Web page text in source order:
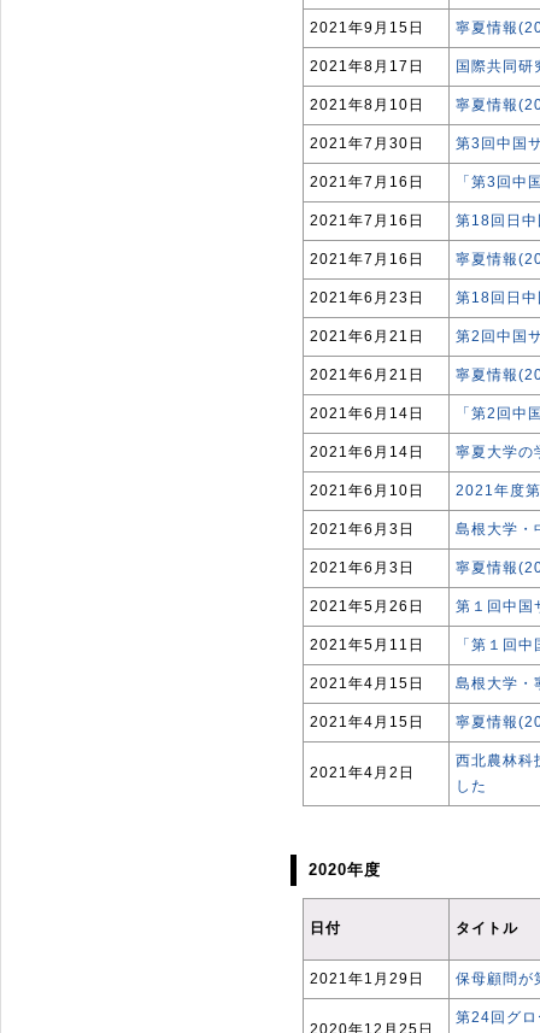
2021年9月15日 寧夏情報
2021年8月17日 国際共同
2021年8月10日 寧夏情報
2021年7月30日 第3回中国
2021年7月16日 「第3回中
2021年7月16日 第18回日
2021年7月16日 寧夏情報
2021年6月23日 第18回日
2021年6月21日 第2回中国
2021年6月21日 寧夏情報
2021年6月14日 「第2回中
2021年6月14日 寧夏大学の
2021年6月10日 2021年度
2021年6月3日 島根大学・
2021年6月3日 寧夏情報
2021年5月26日 第１回中国
2021年5月11日 「第１回
2021年4月15日 島根大学・
2021年4月15日 寧夏情報
2021年4月2日
西北農林科
した
2020年度
日付 タイトル
2021年1月29日 保母顧問が
2020年12月25日
第24回グ